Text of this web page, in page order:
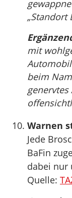
„Standort
mit
beim
genervtes
Warnen
Jede
BaFin
dabei nur
Quelle: